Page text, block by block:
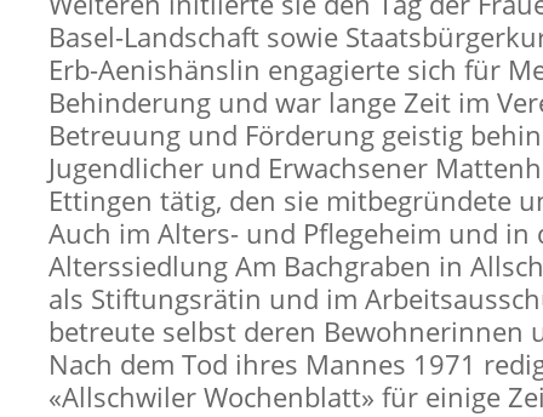
Basel-Landschaft sowie
Erb-Aenishänslin engagierte sich für
Behinderung und war lange Zeit im
Betreuung und Förderung geistig
Jugendlicher und Erwachsener
Ettingen tätig, den sie mitbegründete
Auch im Alters- und Pflegeheim und in
Alterssiedlung Am Bachgraben in
als Stiftungsrätin und im
betreute selbst deren Bewohnerinnen
Nach dem Tod ihres Mannes 1971
«Allschwiler Wochenblatt» für einige